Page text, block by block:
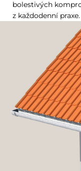
bolestivých
z každodenní praxe.